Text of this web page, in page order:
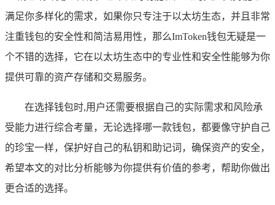
满足你多样化的需求，如果你只专注于以太坊生态，并且非常
注重钱包的安全性和简洁易用性，那么ImToken钱包无疑是一
个不错的选择，它在以太坊生态中的专业性和安全性能够为你
提供可靠的资产存储和交易服务。
在选择钱包时,用户还需要根据自己的实际需求和风险承
受能力进行综合考量，无论选择哪一款钱包，都要像守护自己
的珍宝一样，保护好自己的私钥和助记词，确保资产的安全，
希望本文的对比分析能够为你提供有价值的参考，帮助你做出
更合适的选择。